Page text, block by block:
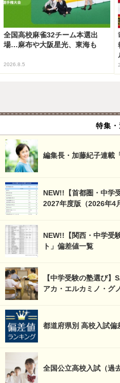
全国高校麻雀32チーム本選出
場…麻布や大阪星光、東海も
2026.8.5
特集・
編集長・加藤紀子連載
NEW!!【首都圏・中学
2027年度版（2026年4
NEW!!【関西・中学受
ト」偏差値一覧
【中学受験の塾選び
アカ・エルカミノ・グ
都道府県別 高校入試偏
全国公立高校入試（過